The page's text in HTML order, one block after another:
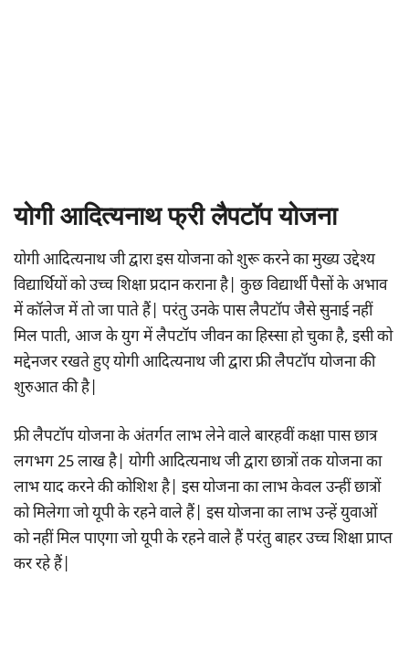
योगी आदित्यनाथ फ्री लैपटॉप योजना
योगी आदित्यनाथ जी द्वारा इस योजना को शुरू करने का मुख्य उद्देश्य
विद्यार्थियों को उच्च शिक्षा प्रदान कराना है| कुछ विद्यार्थी पैसों के अभाव
में कॉलेज में तो जा पाते हैं| परंतु उनके पास लैपटॉप जैसे सुनाई नहीं
मिल पाती, आज के युग में लैपटॉप जीवन का हिस्सा हो चुका है, इसी को
मद्देनजर रखते हुए योगी आदित्यनाथ जी द्वारा फ्री लैपटॉप योजना की
शुरुआत की है|
फ्री लैपटॉप योजना के अंतर्गत लाभ लेने वाले बारहवीं कक्षा पास छात्र
लगभग 25 लाख है| योगी आदित्यनाथ जी द्वारा छात्रों तक योजना का
लाभ याद करने की कोशिश है| इस योजना का लाभ केवल उन्हीं छात्रों
को मिलेगा जो यूपी के रहने वाले हैं| इस योजना का लाभ उन्हें युवाओं
को नहीं मिल पाएगा जो यूपी के रहने वाले हैं परंतु बाहर उच्च शिक्षा प्राप्त
कर रहे हैं|